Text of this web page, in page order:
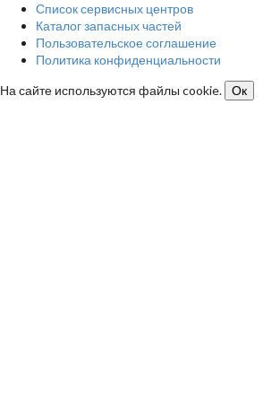
Список сервисных центров
Каталог запасных частей
Пользовательское соглашение
Политика конфиденциальности
На сайте используются файлы cookie.
Ок